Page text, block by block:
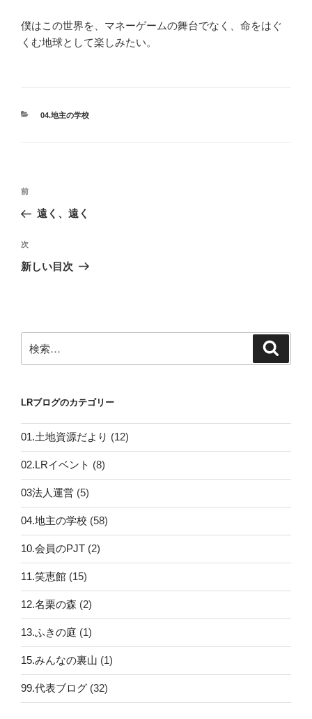
僕はこの世界を、マネーゲームの舞台でなく、命をはぐ
くむ地球として楽しみたい。
カ
04.地主の学校
投
ナ
ビ
ゲ
ン
前
の
稿
前
遠く、遠く
次
の
次
新しい目次
索:
LRブログのカテゴリー
01.土地資源だより (12)
02.LRイベント (8)
03法人運営 (5)
04.地主の学校 (58)
10.会員のPJT (2)
11.笑恵館 (15)
12.名栗の森 (2)
13.ふきの庭 (1)
15.みんなの裏山 (1)
99.代表ブログ (32)